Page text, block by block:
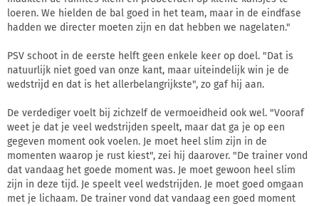
loeren. We hielden de bal goed in het team, maar in de eindfase
hadden we directer moeten zijn en dat hebben we nagelaten."
PSV schoot in de eerste helft geen enkele keer op doel. "Dat is
natuurlijk niet goed van onze kant, maar uiteindelijk win je de
wedstrijd en dat is het allerbelangrijkste", zo gaf hij aan.
De verdediger voelt bij zichzelf de vermoeidheid ook wel. "Vooraf
weet je dat je veel wedstrijden speelt, maar dat ga je op een
gegeven moment ook voelen. Je moet heel slim zijn in de
momenten waarop je rust kiest", zei hij daarover. "De trainer vond
dat vandaag het goede moment was. Je moet gewoon heel slim
zijn in deze tijd. Je speelt veel wedstrijden. Je moet goed omgaan
met je lichaam. De trainer vond dat vandaag een goed moment